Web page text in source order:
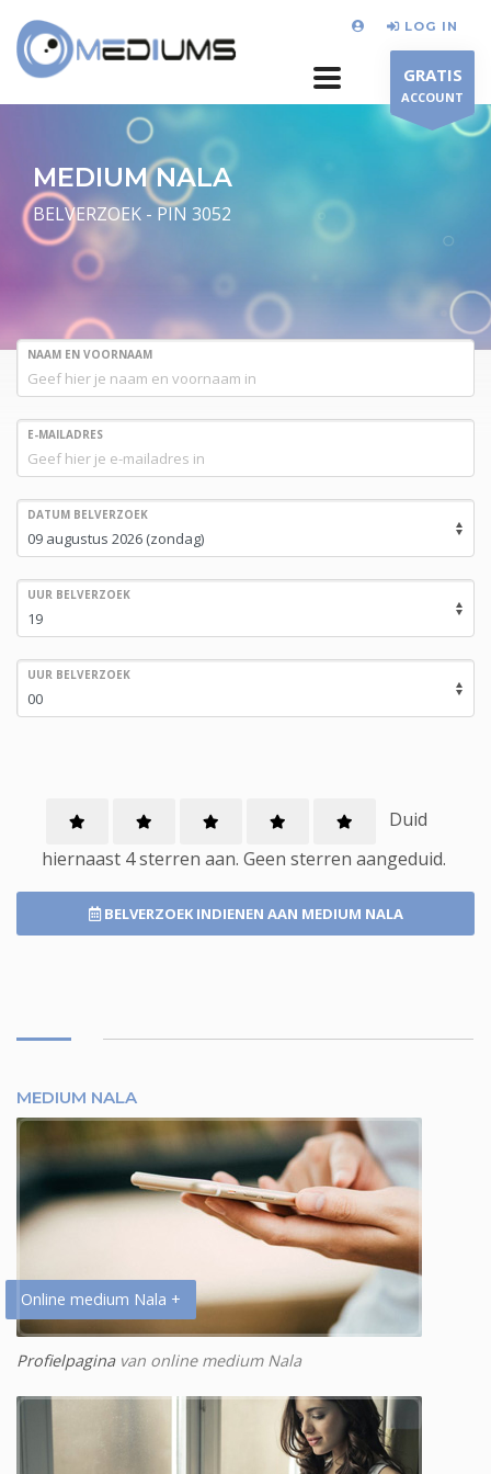
LOG IN
GRATIS
ACCOUNT
MEDIUM NALA
BELVERZOEK - PIN 3052
NAAM EN VOORNAAM
E-MAILADRES
DATUM BELVERZOEK
UUR BELVERZOEK
UUR BELVERZOEK
Duid
hiernaast 4 sterren aan. Geen sterren aangeduid.
BELVERZOEK INDIENEN AAN MEDIUM NALA
MEDIUM NALA
Online medium Nala +
Profielpaginavan online medium Nala